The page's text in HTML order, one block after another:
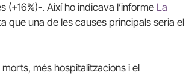
(+16%)-. Així ho indicava l’informe La
que una de les causes principals seria el
més hospitalitzacions i el